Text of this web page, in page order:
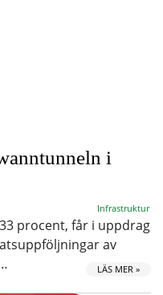
i
Infrastruktur
procent, får i uppdrag
av
LÄS MER »